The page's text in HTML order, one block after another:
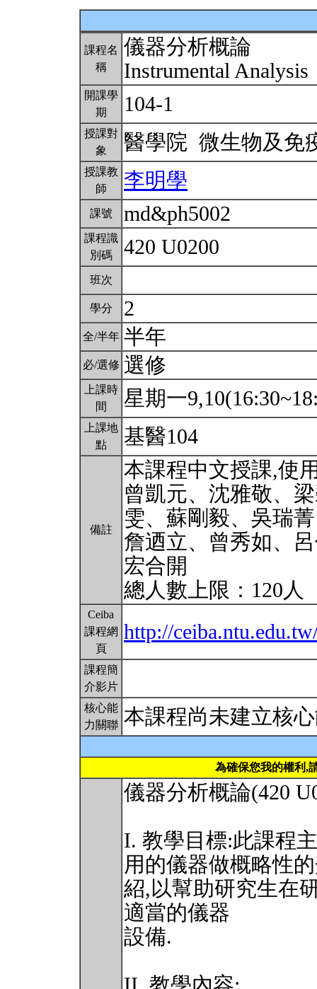
課程名
稱
儀器分析概論
Instrumental Analysis
開課學
期
104-1
授課對
象
醫學院 微生物及
授課教
師
李明學
課號 md&ph5002
課程識
別碼
420 U0200
班次
學分 2
全/半年 半年
必/選修 選修
上課時
間
星期一
上課地
點
基醫104
備註
本課程中文授課,使
曾凱元、沈雅敬、
雯、蘇剛毅、吳瑞
詹迺立、曾秀如、
宏合開
總人數上限：120人
Ceiba
課程網
頁
http://
課程簡
介影片
核心能
力關聯 本課程尚未建立核
為確保您我的權利,
儀器分析概論(420
I. 教學目標:此課程
用的儀器做概略性
紹,以幫助研究生在
適當的儀器
設備.